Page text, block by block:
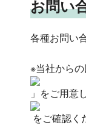
お問い
各種お問い
※当社から
」をご用意
をご確認く